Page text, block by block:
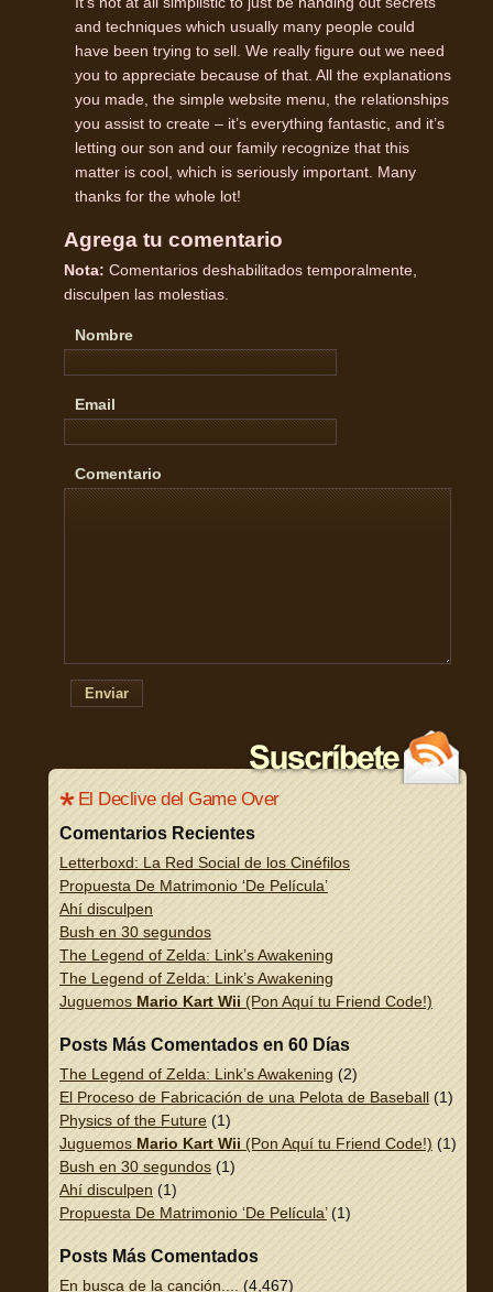
and techniques which usually many people could
have been trying to sell. We really figure out we need
you to appreciate because of that. All the explanations
you made, the simple website menu, the relationships
you assist to create – it’s everything fantastic, and it’s
letting our son and our family recognize that this
matter is cool, which is seriously important. Many
thanks for the whole lot!
Agrega tu comentario
Nota: Comentarios deshabilitados temporalmente,
disculpen las molestias.
Nombre
Email
Comentario
Enviar
El Declive del Game Over
Comentarios Recientes
Letterboxd: La Red Social de los Cinéfilos
Propuesta De Matrimonio ‘De Película’
Ahí disculpen
Bush en 30 segundos
The Legend of Zelda: Link’s Awakening
The Legend of Zelda: Link’s Awakening
Juguemos Mario Kart Wii (Pon Aquí tu Friend Code!)
Posts Más Comentados en 60 Días
The Legend of Zelda: Link’s Awakening (2)
El Proceso de Fabricación de una Pelota de Baseball (1)
Physics of the Future (1)
Juguemos Mario Kart Wii (Pon Aquí tu Friend Code!) (1)
Bush en 30 segundos (1)
Ahí disculpen (1)
Propuesta De Matrimonio ‘De Película’(1)
Posts Más Comentados
En busca de la canción.... (4,467)